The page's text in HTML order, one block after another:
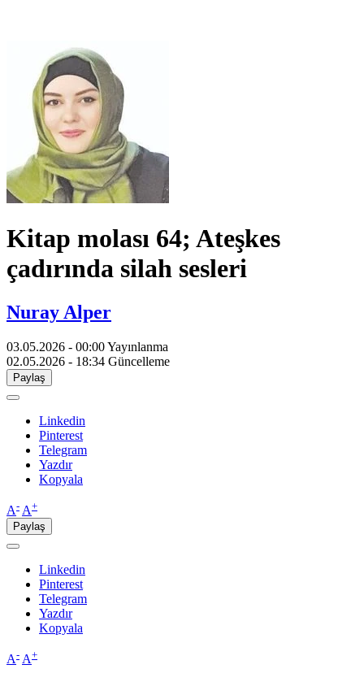
Kitap molası 64; Ateşkes
çadırında silah sesleri
Nuray Alper
03.05.2026 - 00:00Yayınlanma
02.05.2026 - 18:34 Güncelleme
Paylaş
Linkedin
Pinterest
Telegram
Yazdır
Kopyala
A- A+
Paylaş
Linkedin
Pinterest
Telegram
Yazdır
Kopyala
A- A+